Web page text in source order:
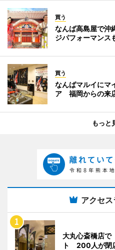
買う
なんば高島屋で
ジパフォーマンス
買う
なんばマルイにマ
ア 福岡からの来
もっと
アクセ
大丸心斎橋店で
ト 200人が閉